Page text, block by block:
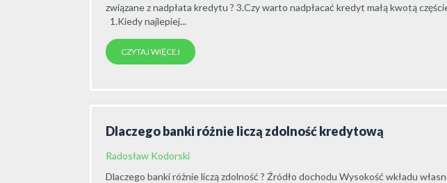
związane z nadpłata kredytu ? 3.Czy warto nadpłacać kredyt małą kwotą
1.Kiedy najlepiej...
CZYTAJ WIĘCEJ
Dlaczego banki różnie liczą zdolność kredytową
Radosław Kodorski
Dlaczego banki różnie liczą zdolność ? Źródło dochodu Wysokość wkładu